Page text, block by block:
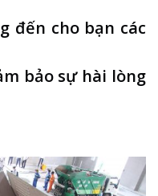
đến cho bạn các
bảo sự hài lòng